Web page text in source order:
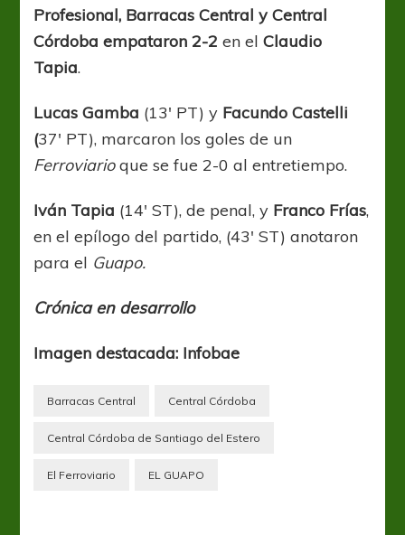
Profesional, Barracas Central y Central
Córdoba empataron 2-2en el Claudio
Tapia.
Lucas Gamba (13′ PT) y Facundo Castelli
(37′ PT), marcaron los goles de un
Ferroviarioque se fue 2-0 al entretiempo.
Iván Tapia (14′ ST), de penal, y Franco Frías,
en el epílogo del partido, (43′ ST) anotaron
para el Guapo.
Crónica en desarrollo
Imagen destacada: Infobae
Barracas Central Central Córdoba
Central Córdoba de Santiago del Estero
El Ferroviario EL GUAPO